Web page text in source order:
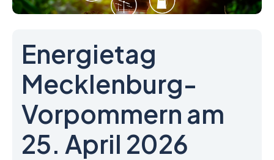
Energietag
Mecklenburg-
Vorpommern am
25. April 2026